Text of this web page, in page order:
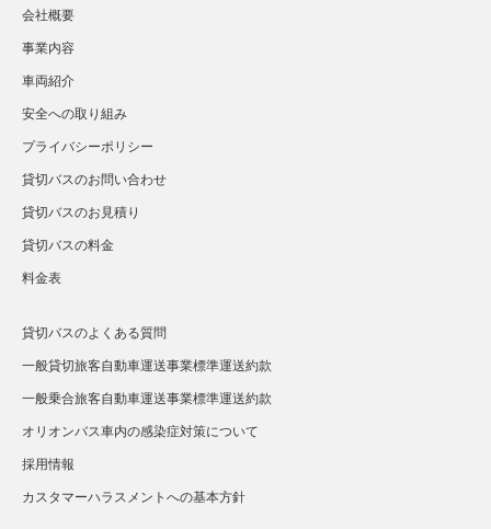
会社概要
事業内容
車両紹介
安全への取り組み
プライバシーポリシー
貸切バスのお問い合わせ
貸切バスのお見積り
貸切バスの料金
料金表
貸切バスのよくある質問
一般貸切旅客自動車運送事業標準運送約款
一般乗合旅客自動車運送事業標準運送約款
オリオンバス車内の感染症対策について
採用情報
カスタマーハラスメントへの基本方針